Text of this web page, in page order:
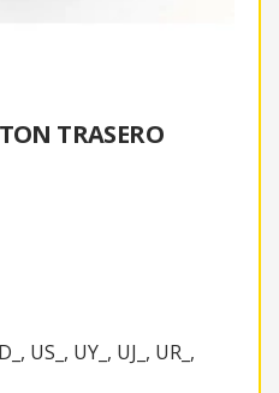
TRASERO
US_, UY_, UJ_, UR_,